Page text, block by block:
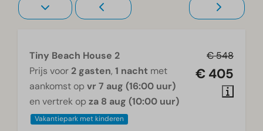
€ 548
€ 405
Tiny Beach House 2
Prijs voor 2 gasten, 1 nacht met
aankomst op vr 7 aug (16:00 uur)
en vertrek op za 8 aug (10:00 uur)
Vakantiepark met kinderen